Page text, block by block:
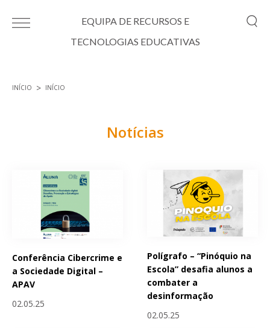
EQUIPA DE RECURSOS E
TECNOLOGIAS EDUCATIVAS
INÍCIO INÍCIO
Notícias
Conferência Cibercrime e
a Sociedade Digital –
APAV
02.05.25
Polígrafo – “Pinóquio na
Escola” desafia alunos a
combater a
desinformação
02.05.25
Páginas